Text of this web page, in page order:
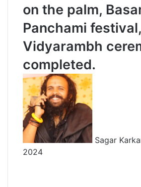
on the palm,
Panchami festival,
Vidyarambh
completed.
Sagar
2024